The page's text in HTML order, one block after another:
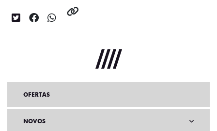
OFERTAS
NOVOS